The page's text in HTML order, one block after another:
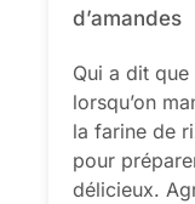
d’amandes
Qui a dit
lorsqu’on
la farine de
pour
délicieux.